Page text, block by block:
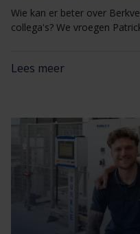
Wie kan er beter over
collega's? We vroegen
Lees meer